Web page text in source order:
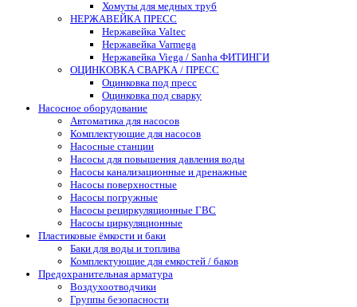
Хомуты для медных труб
НЕРЖАВЕЙКА ПРЕСС
Нержавейка Valtec
Нержавейка Varmega
Нержавейка Viega / Sanha ФИТИНГИ
ОЦИНКОВКА СВАРКА / ПРЕСС
Оцинковка под пресс
Оцинковка под сварку
Насосное оборудование
Автоматика для насосов
Комплектующие для насосов
Насосные станции
Насосы для повышения давления воды
Насосы канализационные и дренажные
Насосы поверхностные
Насосы погружные
Насосы рециркуляционные ГВС
Насосы циркуляционные
Пластиковые ёмкости и баки
Баки для воды и топлива
Комплектующие для емкостей / баков
Предохранительная арматура
Воздухоотводчики
Группы безопасности